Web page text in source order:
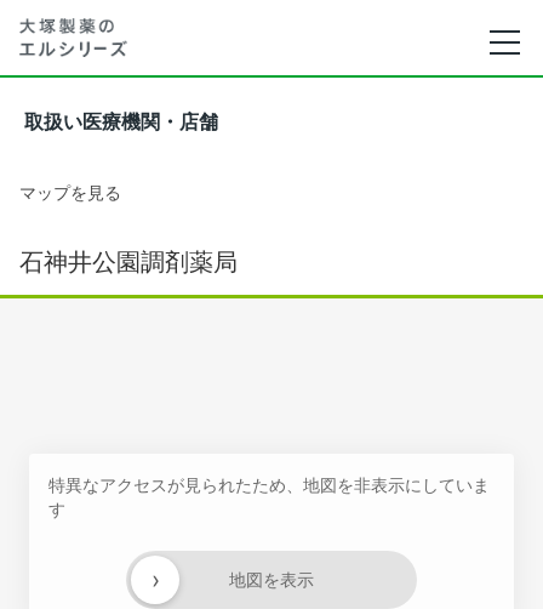
取扱い医療機関・店舗
マップを見る
石神井公園調剤薬局
特異なアクセスが見られたため、地図を非表示にしていま
す
地図を表示
›